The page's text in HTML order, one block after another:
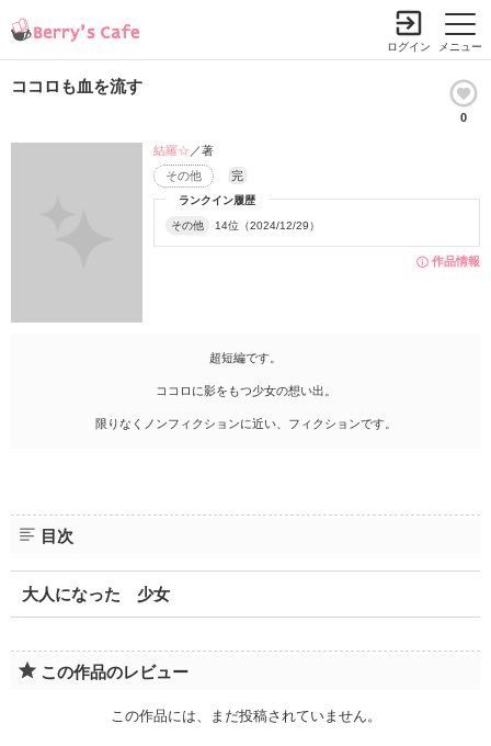
メニュー
ログイン
ココロも血を流す
0
作品情報
ランクイン履歴
その他 14位（2024/12/29）
その他 完
結羅☆ ／著
超短編です。
ココロに影をもつ少女の想い出。
限りなくノンフィクションに近い、フィクションです。
目次
大人になった 少女
この作品のレビュー
この作品には、まだ投稿されていません。